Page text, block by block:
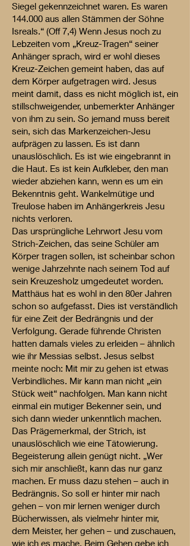
Siegel gekennzeichnet waren. Es waren
144.000 aus allen Stämmen der Söhne
Isreals.“ (Off 7,4) Wenn Jesus noch zu
Lebzeiten vom „Kreuz-Tragen“ seiner
Anhänger sprach, wird er wohl dieses
Kreuz-Zeichen gemeint haben, das auf
dem Körper aufgetragen wird. Jesus
meint damit, dass es nicht möglich ist, ein
stillschweigender, unbemerkter Anhänger
von ihm zu sein. So jemand muss bereit
sein, sich das Markenzeichen-Jesu
aufprägen zu lassen. Es ist dann
unauslöschlich. Es ist wie eingebrannt in
die Haut. Es ist kein Aufkleber, den man
wieder abziehen kann, wenn es um ein
Bekenntnis geht. Wankelmütige und
Treulose haben im Anhängerkreis Jesu
nichts verloren.
Das ursprüngliche Lehrwort Jesu vom
Strich-Zeichen, das seine Schüler am
Körper tragen sollen, ist scheinbar schon
wenige Jahrzehnte nach seinem Tod auf
sein Kreuzesholz umgedeutet worden.
Matthäus hat es wohl in den 80er Jahren
schon so aufgefasst. Dies ist verständlich
für eine Zeit der Bedrängnis und der
Verfolgung. Gerade führende Christen
hatten damals vieles zu erleiden – ähnlich
wie ihr Messias selbst. Jesus selbst
meinte noch: Mit mir zu gehen ist etwas
Verbindliches. Mir kann man nicht „ein
Stück weit“ nachfolgen. Man kann nicht
einmal ein mutiger Bekenner sein, und
sich dann wieder unkenntlich machen.
Das Prägemerkmal, der Strich, ist
unauslöschlich wie eine Tätowierung.
Begeisterung allein genügt nicht. „Wer
sich mir anschließt, kann das nur ganz
machen. Er muss dazu stehen – auch in
Bedrängnis. So soll er hinter mir nach
gehen – von mir lernen weniger durch
Bücherwissen, als vielmehr hinter mir,
dem Meister, her gehen – und zuschauen,
wie ich es mache. Beim Gehen gebe ich